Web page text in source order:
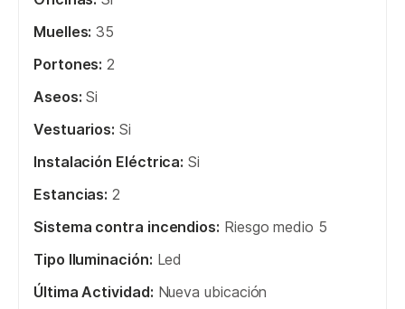
Muelles: 35
Portones: 2
Aseos: Si
Vestuarios: Si
Instalación Eléctrica: Si
Estancias: 2
Sistema contra incendios: Riesgo medio 5
Tipo Iluminación: Led
Última Actividad: Nueva ubicación